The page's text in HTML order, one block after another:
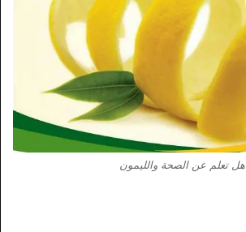
هل تعلم عن الصحة والليمون